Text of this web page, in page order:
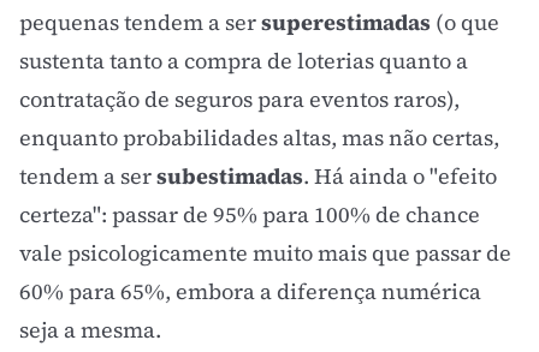
pequenas tendem a sersuperestimadas (o que
sustenta tanto a compra de loterias quanto a
contratação de seguros para eventos raros),
enquanto probabilidades altas, mas não certas,
tendem a sersubestimadas. Há ainda o "efeito
certeza": passar de 95% para 100% de chance
vale psicologicamente muito mais que passar de
60% para 65%, embora a diferença numérica
seja a mesma.